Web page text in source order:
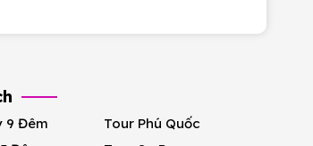
9 Đêm
Tour Phú Quốc